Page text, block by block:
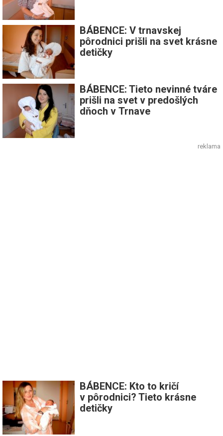
BÁBENCE: V trnavskej
pôrodnici prišli na svet krásne
detičky
BÁBENCE: Tieto nevinné tváre
prišli na svet v predošlých
dňoch v Trnave
reklama
BÁBENCE: Kto to kričí
v pôrodnici? Tieto krásne
detičky